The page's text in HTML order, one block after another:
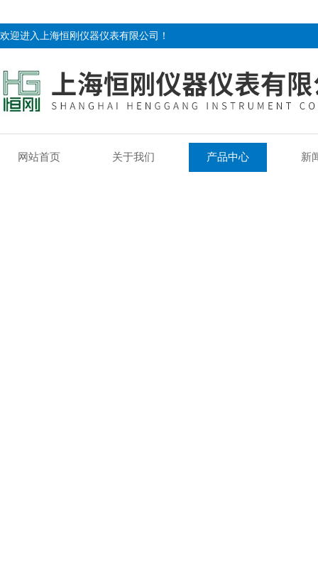
欢迎进入上海恒刚仪器仪表有限公司！
网站首页 关于我们 产品中心 新